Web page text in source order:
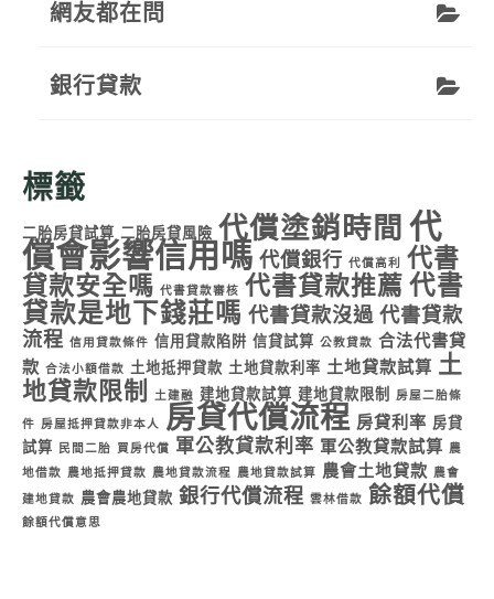
網友都在問
銀行貸款
標籤
二胎房貸試算 二胎房貸風險 代償塗銷時間 代
償會影響信用嗎 代償銀行 代償高利
代書
貸款安全嗎 代書貸款審核 代書貸款推薦 代書
貸款是地下錢莊嗎 代書貸款沒過 代書貸款
流程 信用貸款條件 信用貸款陷阱 信貸試算 公教貸款 合法代書貸
款 合法小額借款 土地抵押貸款 土地貸款利率 土地貸款試算 土
地貸款限制
土建融 建地貸款試算 建地貸款限制 房屋二胎條
件 房屋抵押貸款非本人 房貸代償流程 房貸利率 房貸
試算
民間二胎 買房代償 軍公教貸款利率 軍公教貸款試算
農
地借款
農地抵押貸款 農地貸款流程 農地貸款試算 農會土地貸款 農會
建地貸款 農會農地貸款 銀行代償流程 雲林借款 餘額代償
餘額代償意思